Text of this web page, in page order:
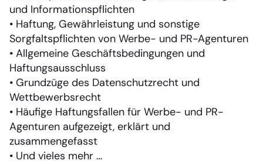
und Informationspflichten
• Haftung, Gewährleistung und sonstige
Sorgfaltspflichten von Werbe- und PR-Agenturen
• Allgemeine Geschäftsbedingungen und
Haftungsausschluss
• Grundzüge des Datenschutzrecht und
Wettbewerbsrecht
• Häufige Haftungsfallen für Werbe- und PR-
Agenturen aufgezeigt, erklärt und
zusammengefasst
• Und vieles mehr …